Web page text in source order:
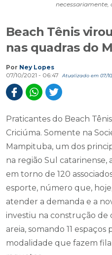
necessariamente,
Beach Tênis
nas quadras do
Por Ney Lopes
07/10/2021 - 06:47
Atualizado em 07/
Praticantes do Beach
Criciúma. Somente na
Mampituba, um dos
na região Sul catarinense,
em torno de 120
esporte, número que,
atender a demanda e a
investiu na construção de
areia, somando 11 espaços
modalidade que fazem